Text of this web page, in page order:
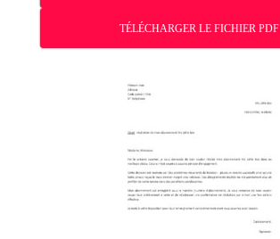
TÉLÉCHARGER LE FICHIER PDF